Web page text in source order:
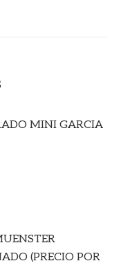
MINI GARCIA
(PRECIO POR